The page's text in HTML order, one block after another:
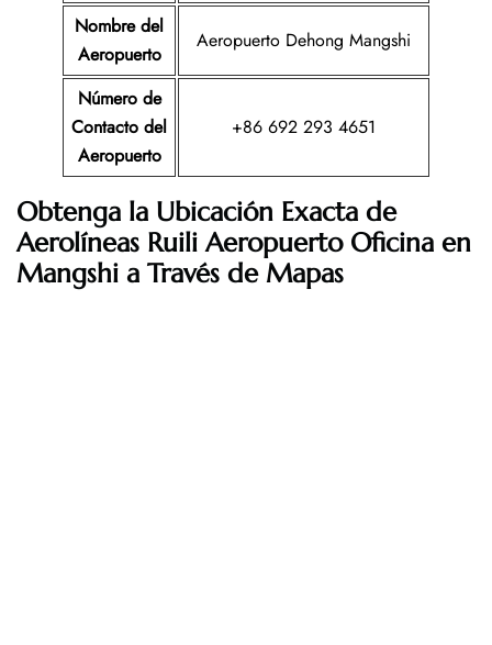
Nombre del
Aeropuerto
Aeropuerto Dehong Mangshi
Número de
Contacto del
Aeropuerto
+86 692 293 4651
Obtenga la Ubicación Exacta de
Aerolíneas Ruili Aeropuerto Oficina en
Mangshi a Través de Mapas